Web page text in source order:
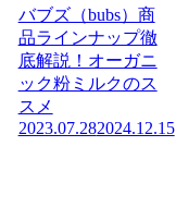
バブズ（bubs）商
品ラインナップ徹
底解説！オーガニ
ック粉ミルクのス
スメ
2023.07.282024.12.15